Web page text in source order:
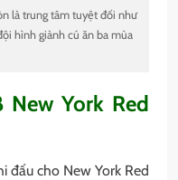
là trung tâm tuyệt đối như
hình giành cú ăn ba mùa
York Red
đấu cho New York Red